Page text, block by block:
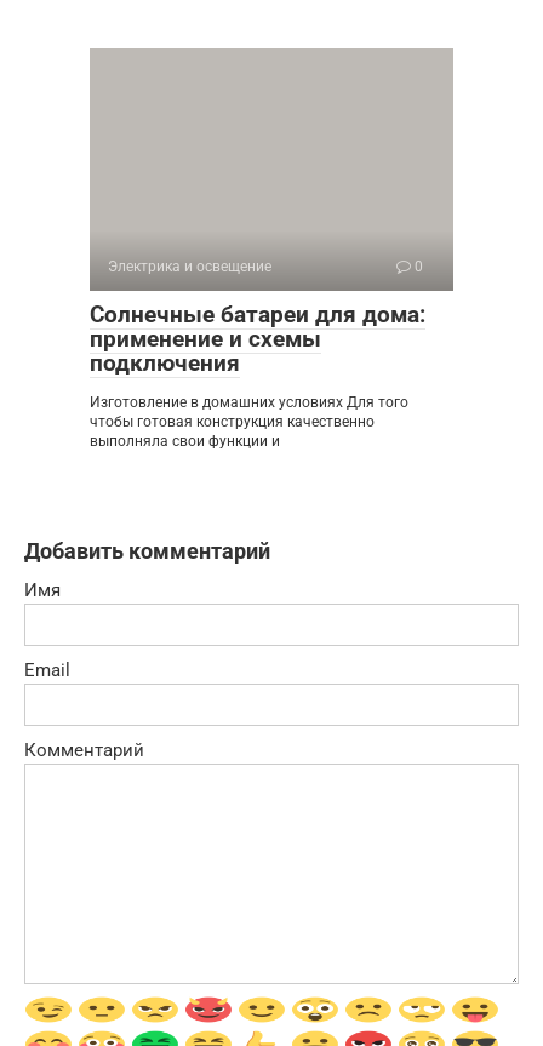
Электрика и освещение 0
Солнечные батареи для дома:
применение и схемы
подключения
Изготовление в домашних условиях Для того
чтобы готовая конструкция качественно
выполняла свои функции и
Добавить комментарий
Имя
Email
Комментарий